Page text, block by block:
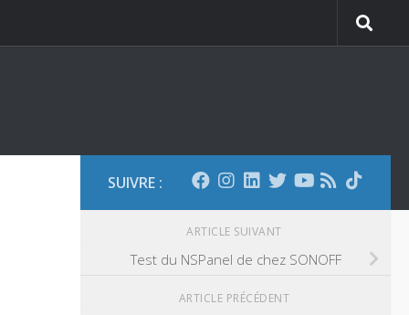
SUIVRE :
ARTICLE SUIVANT
Test du NSPanel de chez SONOFF
ARTICLE PRÉCÉDENT